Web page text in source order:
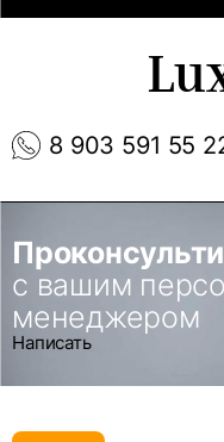
8 903 591 55
с вашим
менеджером
Написать